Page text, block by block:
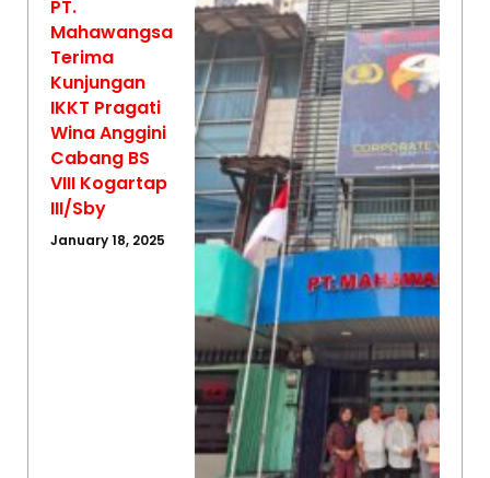
PT.
Mahawangsa
Terima
Kunjungan
IKKT Pragati
Wina Anggini
Cabang BS
VIII Kogartap
III/Sby
January 18, 2025